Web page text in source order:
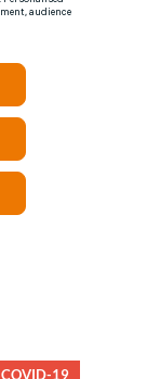
COVID-19